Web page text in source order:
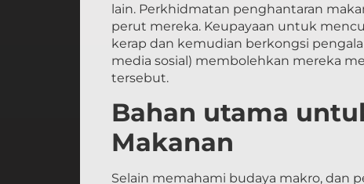
lain. Perkhidmatan penghantaran
perut mereka. Keupayaan untuk
kerap dan kemudian berkongsi
media sosial) membolehkan mereka
tersebut.
Bahan utama
Makanan
Selain memahami budaya makro, dan